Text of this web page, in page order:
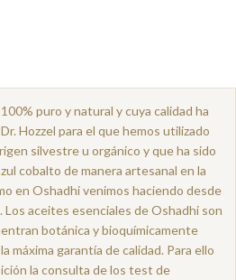
puro y natural y cuya calidad ha
Hozzel para el que hemos utilizado
silvestre u orgánico y que ha sido
cobalto de manera artesanal en la
en Oshadhi venimos haciendo desde
Los aceites esenciales de Oshadhi son
botánica y bioquímicamente
máxima garantía de calidad. Para ello
la consulta de los test de